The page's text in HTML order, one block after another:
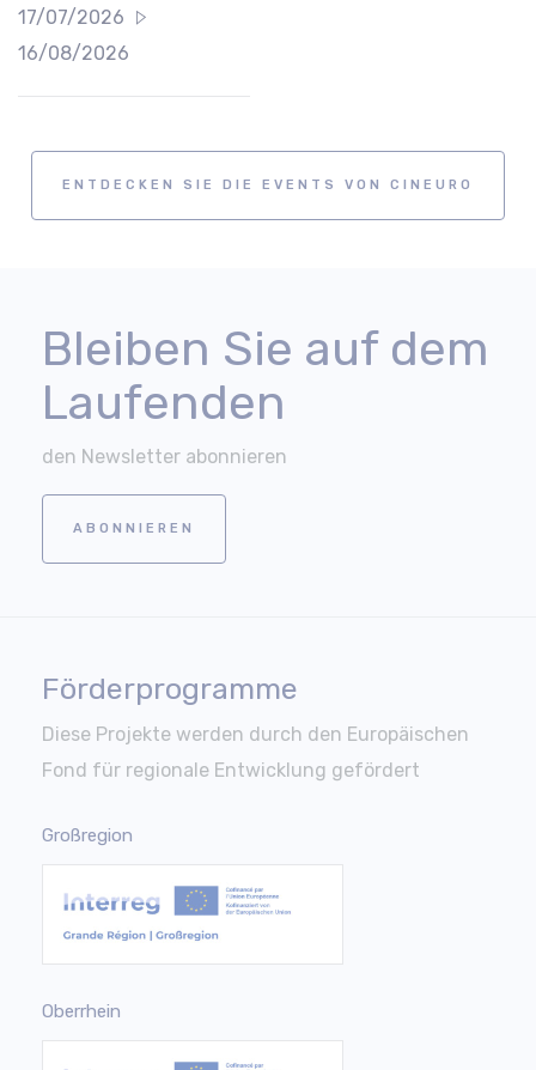
17/07/2026
16/08/2026
ENTDECKEN SIE DIE EVENTS VON CINEURO
Bleiben Sie auf dem
Laufenden
den Newsletter abonnieren
ABONNIEREN
Förderprogramme
Diese Projekte werden durch den Europäischen
Fond für regionale Entwicklung gefördert
Großregion
Oberrhein